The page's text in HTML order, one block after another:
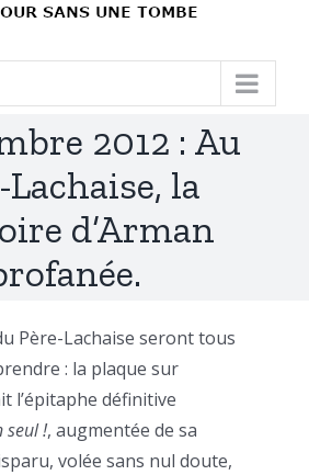
2012 : Au
Lachaise, la
d’Arman
Père-Lachaise seront tous
: la plaque sur
l’épitaphe définitive
seul !, augmentée de sa
volée sans nul doute,